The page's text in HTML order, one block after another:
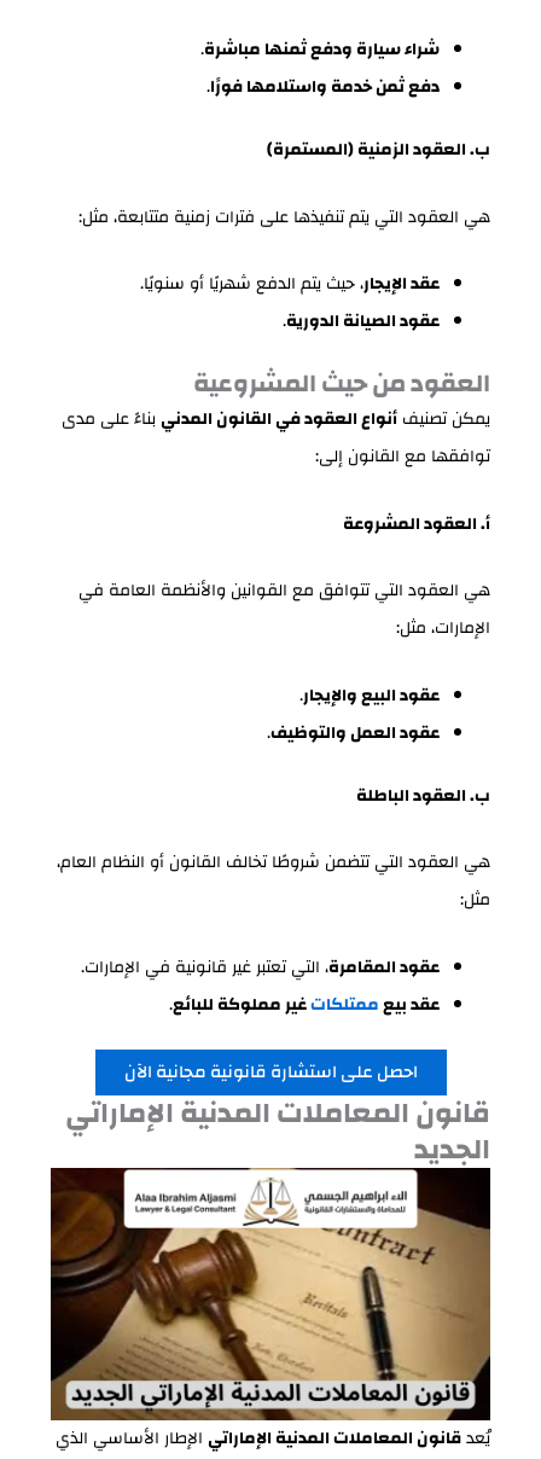
شراء سيارة ودفع ثمنها مباشرة.
دفع ثمن خدمة واستلامها فورًا.
ب. العقود الزمنية (المستمرة)
هي العقود التي يتم تنفيذها على فترات زمنية متتابعة، مثل:
عقد الإيجار، حيث يتم الدفع شهريًا أو سنويًا.
عقود الصيانة الدورية.
العقود من حيث المشروعية
يمكن تصنيفأنواع العقود في القانون المدنيبناءً على مدى
توافقها مع القانون إلى:
أ. العقود المشروعة
هي العقود التي تتوافق مع القوانين والأنظمة العامة في
الإمارات، مثل:
عقود البيع والإيجار.
عقود العمل والتوظيف.
ب. العقود الباطلة
هي العقود التي تتضمن شروطًا تخالف القانون أو النظام العام،
مثل:
عقود المقامرة، التي تعتبر غير قانونية في الإمارات.
عقد بيعممتلكاتغير مملوكة للبائع.
احصل على استشارة قانونية مجانية الآن
قانون المعاملات المدنية الإماراتي
الجديد
يُعدقانون المعاملات المدنية الإماراتيالإطار الأساسي الذي